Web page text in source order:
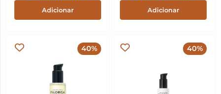
Adicionar Adicionar
40% 40%